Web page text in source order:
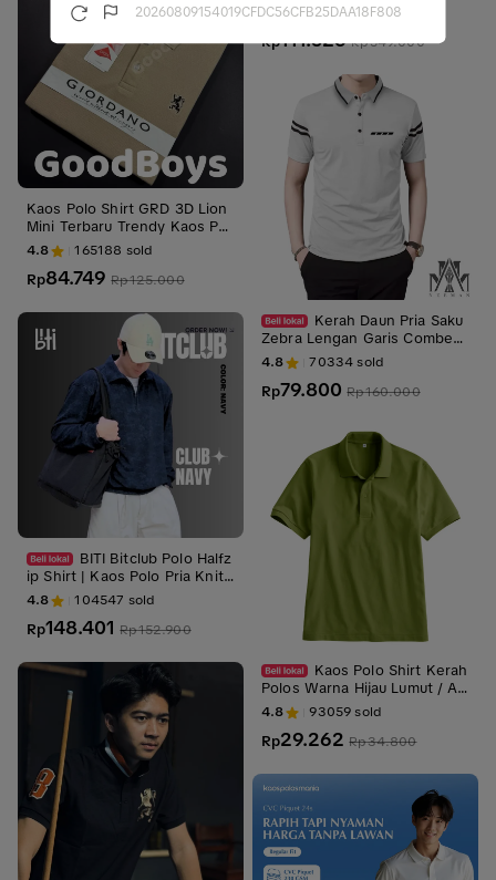
Kaos Polo Shirt GRD 3D Lion
Mini Terbaru Trendy Kaos Pri
a Premium Quality Kaos Kera
h Distro Keren Tebal Casual P
endek Baju Katun
4.8 165188 sold
Rp84.749 Rp125.000
BITI Bitclub Polo Halfz
ip Shirt | Kaos Polo Pria Knit
Lengan Panjang Denim Print
Motif Half Zip
4.8 104547 sold
Rp148.401 Rp152.900
gh Quality
4.8 77208sold
Rp111.526 Rp549.000
Kerah Daun Pria Saku
Zebra Lengan Garis Combed
Tebal Pendek
4.8 70334sold
Rp79.800 Rp160.000
Kaos Polo Shirt Kerah
Polos Warna Hijau Lumut / At
asan Pria Kaus Polo Lengan P
endek
4.8 93059sold
Rp29.262 Rp34.800
20260809154019CFDC56CFB25DAA18F808